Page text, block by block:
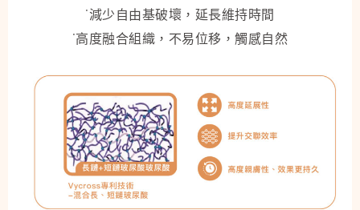
˙減少自由基破壞，延長維持時間
˙高度融合組織，不易位移，觸感自然